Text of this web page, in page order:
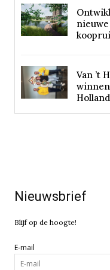
Van ’t
Holland
Nieuwsbrief
Blijf op de hoogte!
E-mail